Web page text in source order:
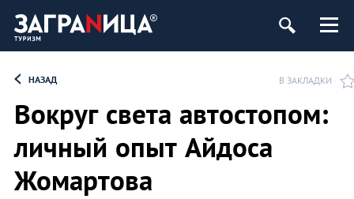
НАЗАД В ЗАКЛАДКИ
Вокруг света автостопом:
личный опыт Айдоса
Жомартова